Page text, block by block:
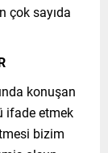
çok sayıda
konuşan
ifade etmek
bizim